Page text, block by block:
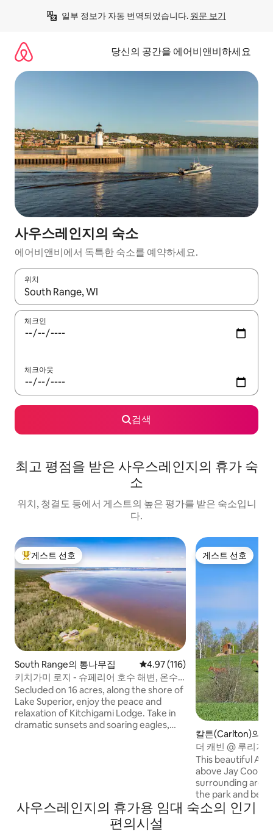
일부 정보가 자동 번역되었습니다. 원문 보기
당신의 공간을 에어비앤비하세요
사우스레인지의 숙소
에어비앤비에서 독특한 숙소를 예약하세요.
위치
결과가 나오면 위·아래 화살표 키를 사용하거나 터치 또는 스와이
체크인
체크아웃
검색
최고 평점을 받은 사우스레인지의 휴가 숙
소
위치, 청결도 등에서 게스트의 높은 평가를 받은 숙소입니
다.
상위 게스트 선호
게스트 선호
South Range의 통나무집 평점 4.97점(5점 만점), 후기 116
4.97 (116)
키치가미 로지 - 슈페리어 호수 해변, 온수
욕조!
Secluded on 16 acres, along the shore of
Lake Superior, enjoy the peace and
relaxation of Kitchigami Lodge. Take in
dramatic sunsets and soaring eagles,
the Apostle islands on a day trip! Relax
with friends and family and create
memories that last a lifetime!
게스트 선호
게스트 선호
칼튼(Carlton)의
소
더 캐빈 @ 루리지 (휴식을 취할 수 있는 완
벽한 장소)
This beautiful
above Jay Cooke
surrounding
the park and
private trails. We
don't be
사우스레인지의 휴가용 임대 숙소의 인기
편의시설